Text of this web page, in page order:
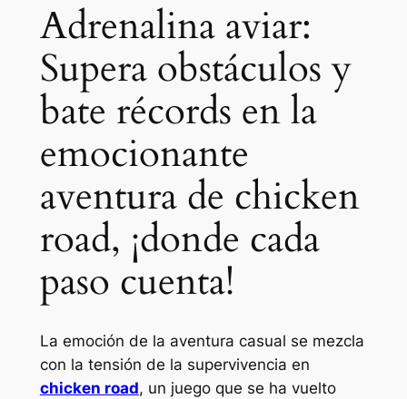
Adrenalina aviar:
Supera obstáculos y
bate récords en la
emocionante
aventura de chicken
road, ¡donde cada
paso cuenta!
La emoción de la aventura casual se mezcla
con la tensión de la supervivencia en
chicken road, un juego que se ha vuelto